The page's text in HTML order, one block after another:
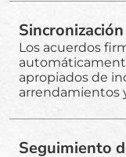
Los acuerdos
apropiados de
arrendamientos
Seguimiento